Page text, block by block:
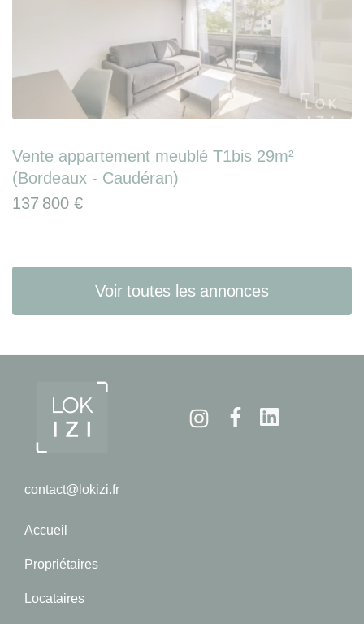
Vente appartement meublé T1bis 29m²
(Bordeaux - Caudéran)
137 800 €
Voir toutes les annonces
contact@lokizi.fr
InstagramFacebook
Accueil
Propriétaires
Locataires